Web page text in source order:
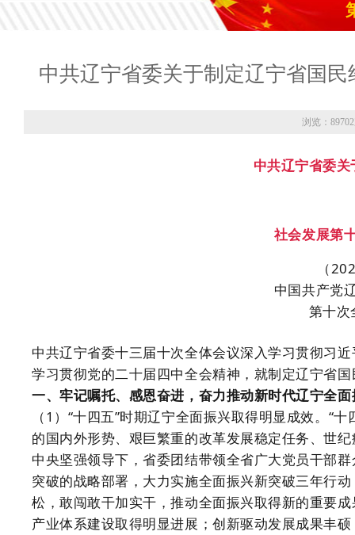
中共辽宁省委关于制定辽宁省国
浏览：
中共辽宁省委
社会发展第
（
中国共产党
第十次
中共辽宁省委十三届十次全体会议深入学习贯彻习
学习贯彻党的二十届四中全会精神，就制定辽宁省
一、牢记嘱托、感恩奋进，奋力推动新时代辽宁全
（1）“十四五”时期辽宁全面振兴取得明显成效。“
的国内外形势、艰巨繁重的改革发展稳定任务、世
中央坚强领导下，省委团结带领全省广大党员干部
突破的战略部署，大力实施全面振兴新突破三年行
松，敢闯敢干加实干，推动全面振兴取得新的重要
产业体系建设取得明显进展；创新驱动发展成果丰